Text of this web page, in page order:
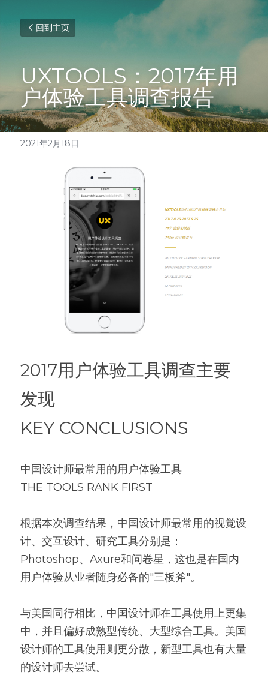
回到主页
UXTOOLS：2017年用
户体验工具调查报告
2021年2月18日
2017用户体验工具调查主要
发现
KEY CONCLUSIONS
中国设计师最常用的用户体验工具
THE TOOLS RANK FIRST
根据本次调查结果，中国设计师最常用的视觉设
计、交互设计、研究工具分别是：
Photoshop、Axure和问卷星，这也是在国内
用户体验从业者随身必备的"三板斧"。
与美国同行相比，中国设计师在工具使用上更集
中，并且偏好成熟型传统、大型综合工具。美国
设计师的工具使用则更分散，新型工具也有大量
的设计师去尝试。